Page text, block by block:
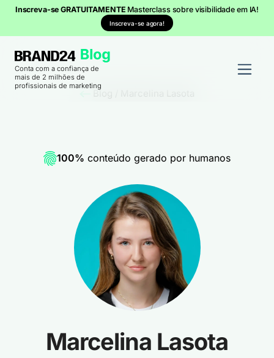
Inscreva-se GRATUITAMENTE Masterclass sobre visibilidade em IA!
Inscreva-se agora!
Conta com a confiança de
mais de 2 milhões de
profissionais de marketing
Blog
100% conteúdo gerado por humanos
Marcelina Lasota